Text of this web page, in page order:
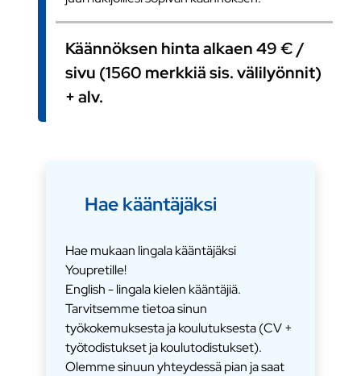
Käännöksen hinta alkaen 49 € /
sivu (1560 merkkiä sis. välilyönnit)
+ alv.
Hae kääntäjäksi
Hae mukaan lingala kääntäjäksi
Youpretille!
English - lingala kielen kääntäjiä.
Tarvitsemme tietoa sinun
työkokemuksesta ja koulutuksesta (CV +
työtodistukset ja koulutodistukset).
Olemme sinuun yhteydessä pian ja saat